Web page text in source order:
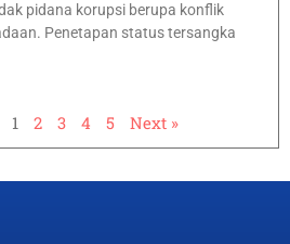
pidana korupsi berupa konflik
Penetapan status tersangka
1 2 3 4 5 Next »